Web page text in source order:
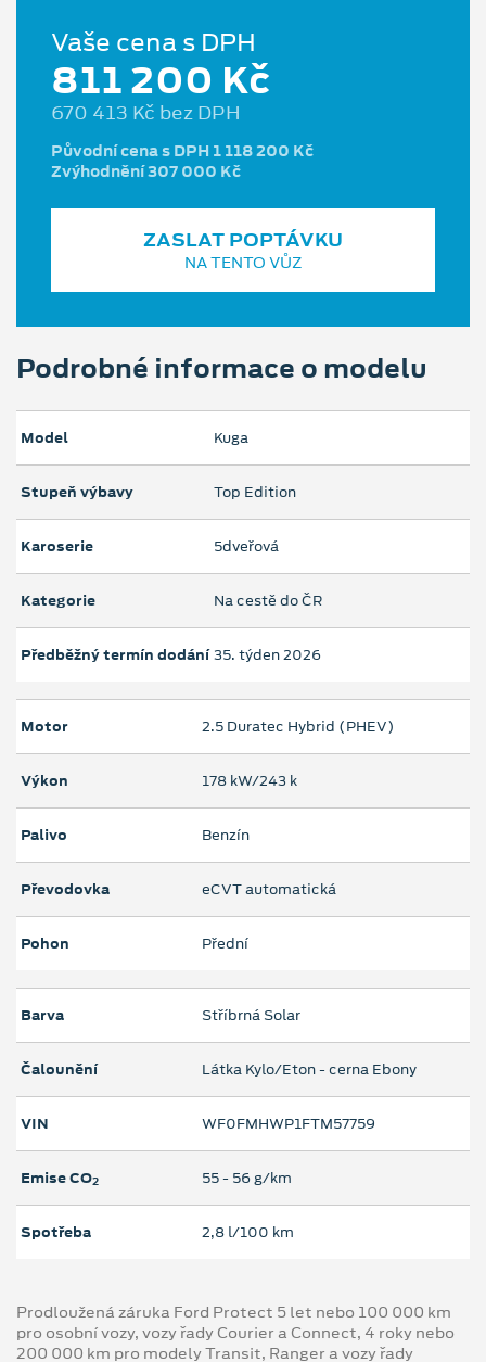
Vaše cena s DPH
811 200 Kč
670 413 Kč bez DPH
Původní cena s DPH 1 118 200 Kč
Zvýhodnění 307 000 Kč
ZASLAT POPTÁVKU
NA TENTO VŮZ
Podrobné informace o modelu
Model Kuga
Stupeň výbavy Top Edition
Karoserie 5dveřová
Kategorie Na cestě do ČR
Předběžný termín dodání 35. týden 2026
Motor 2.5 Duratec Hybrid (PHEV)
Výkon 178 kW/243 k
Palivo Benzín
Převodovka eCVT automatická
Pohon Přední
Barva Stříbrná Solar
Čalounění Látka Kylo/Eton - cerna Ebony
VIN WF0FMHWP1FTM57759
Emise CO2 55 ‐ 56 g/km
Spotřeba 2,8 l/100 km
Prodloužená záruka Ford Protect 5 let nebo 100 000 km
pro osobní vozy, vozy řady Courier a Connect, 4 roky nebo
200 000 km pro modely Transit, Ranger a vozy řady